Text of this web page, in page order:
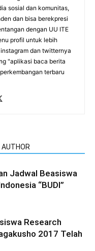
sosial dan komunitas,
dan bisa berekpresi
dengan UU ITE
profil untuk lebih
dan twitternya
"aplikasi baca berita
terbaru
AUTHOR
Jadwal Beasiswa
“BUDI”
Research
2017 Telah